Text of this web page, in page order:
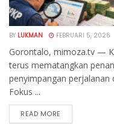
BY LUKMAN FEBRUARI 5, 2026
Gorontalo, mimoza.tv —
terus mematangkan
penyimpangan perjalanan
Fokus ...
READ MORE